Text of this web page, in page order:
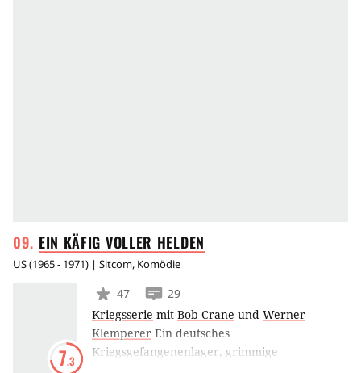
EIN KÄFIG VOLLER HELDEN
US(1965 - 1971) | Sitcom, Komödie
7.3
47
29
Kriegsserie mit Bob Crane und Werner
Klemperer Ein deutsches
Kriegsgefangenenlager, grimmige